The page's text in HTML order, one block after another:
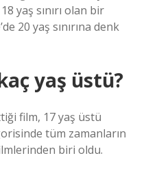
yaş sınırı olan bir
20 yaş sınırına denk
yaş üstü?
film, 17 yaş üstü
tüm zamanların
biri oldu.